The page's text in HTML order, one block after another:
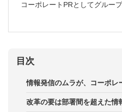
コーポレートPRとしてグルー
目次
情報発信のムラが、コーポレ
改革の要は部署間を超えた情